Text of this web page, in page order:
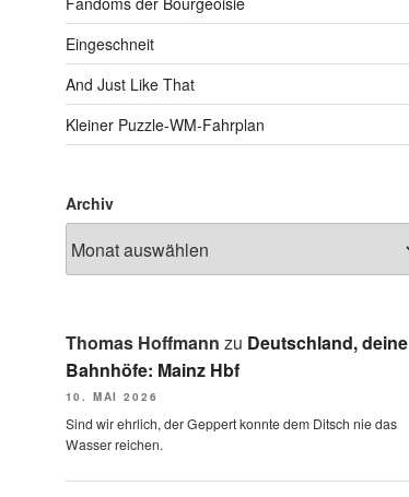
Eingeschneit
And Just Like That
Kleiner Puzzle-WM-Fahrplan
Archiv
Thomas Hoffmann zu Deutschland, deine
Bahnhöfe: Mainz Hbf
10. MAI 2026
Sind wir ehrlich, der Geppert konnte dem Ditsch nie das
Wasser reichen.